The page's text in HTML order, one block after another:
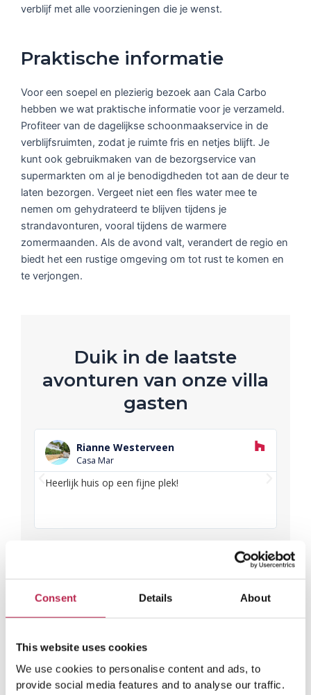
Consent Details About
This website uses cookies
We use cookies to personalise content and ads, to
provide social media features and to analyse our traffic.
verblijf met alle voorzieningen die je wenst.
Praktische informatie
Voor een soepel en plezierig bezoek aan Cala Carbo
hebben we wat praktische informatie voor je verzameld.
Profiteer van de dagelijkse schoonmaakservice in de
verblijfsruimten, zodat je ruimte fris en netjes blijft. Je
kunt ook gebruikmaken van de bezorgservice van
supermarkten om al je benodigdheden tot aan de deur te
laten bezorgen. Vergeet niet een fles water mee te
nemen om gehydrateerd te blijven tijdens je
strandavonturen, vooral tijdens de warmere
zomermaanden. Als de avond valt, verandert de regio en
biedt het een rustige omgeving om tot rust te komen en
te verjongen.
Duik in de laatste
avonturen van onze villa
gasten
Rianne Westerveen
Casa Mar
L
e
s
e
Heerlijk huis op een fijne plek!
i
g
n
d
e